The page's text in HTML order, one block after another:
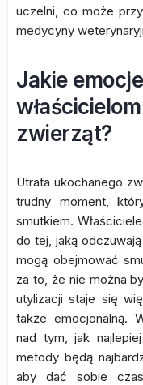
uczelni, co może
medycyny
Jakie
zwierząt?
Utrata ukochanego
trudny moment,
smutkiem.
do tej, jaką
mogą obejmować
za to, że nie można
utylizacji staje się
także emocjonalną.
nad tym, jak
metody będą
aby dać sobie